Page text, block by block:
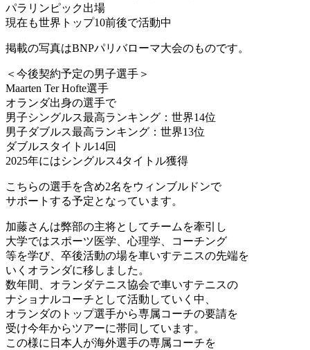
パラリンピック出場
現在も世界トップ10前後で活動中
掲載の写真はBNPパリバローマ大会のものです。
＜今後契約予定の男子選手＞
Maarten Ter Hofte選手
オランダ出身の選手で
男子シングルス最高ランキング：世界14位
男子ダブルス最高ランキング：世界13位
ダブルスタイトル14回
2025年にはシングルス4タイトル獲得
こちらの選手を含め2名をウィンブルドンで
サポートする予定となっています。
加藤さんは弊部の主将としてチームを牽引し
大学ではスポーツ医学、心理学、コーチング
等を学び、卒後活動の場を車いすテニスの先端を
いくオランダに移しました。
数年間、オランダテニス協会で車いすテニスの
ナショナルコーチとして活動していく中、
オランダのトップ選手から専属コーチの要請を
受け今年からツアーに帯同しています。
この様に日本人が海外選手の専属コーチを